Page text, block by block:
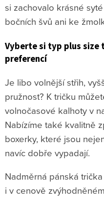
si zachovalo krásné
bočních švů ani ke
Vyberte si typ plus size
preferencí
Je libo volnější střih,
pružnost? K tričku
volnočasové kalhoty v
Nabízíme také kvalitně
boxerky, které jsou
navíc dobře vypadají.
Nadměrná pánská
i v cenově